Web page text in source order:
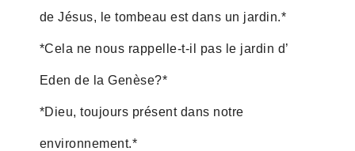
de Jésus, le tombeau est dans un jardin.*
*Cela ne nous rappelle-t-il pas le jardin d’
Eden de la Genèse?*
*Dieu, toujours présent dans notre
environnement.*